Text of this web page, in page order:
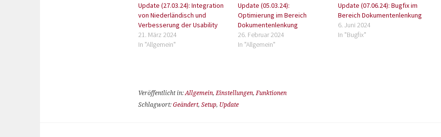
Update (27.03.24): Integration
von Niederländisch und
Verbesserung der Usability
21. März 2024
In "Allgemein"
Update (05.03.24):
Optimierung im Bereich
Dokumentenlenkung
26. Februar 2024
In "Allgemein"
Update (07.06.24): Bugfix im
Bereich Dokumentenlenkung
6. Juni 2024
In "Bugfix"
Veröffentlicht in:Allgemein,Einstellungen,Funktionen
Schlagwort: Geändert, Setup, Update